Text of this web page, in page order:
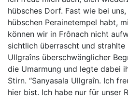
hübsches Dorf. Fast wie bei
hübschen Perainetempel habt,
können wir in Frônach nicht
sichtlich überrascht und
Ullgraîns überschwänglicher
die Umarmung und legte dabei
Stirn. “Sanyasala Ullgraîn. Ich
hier bist. Ich habe nur für unser